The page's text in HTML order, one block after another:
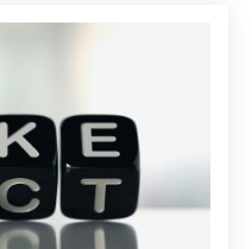
zu begegnen. 2.
das eine
nationaler
ermöglicht,
und
Krisen